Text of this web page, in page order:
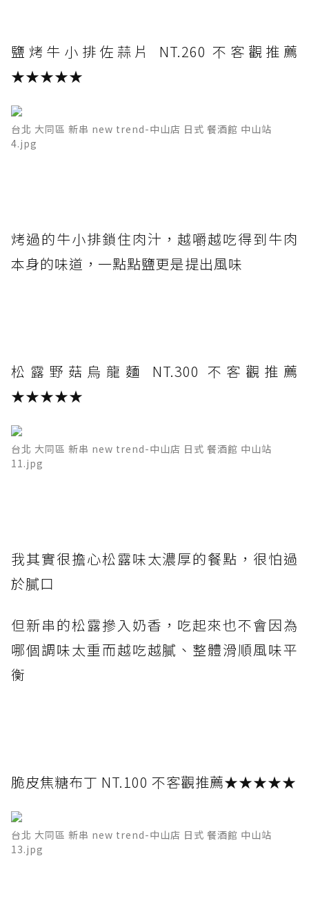
鹽烤牛小排佐蒜片 NT.260 不客觀推薦
★★★★★
台北 大同區 新串 new trend-中山店 日式 餐酒館 中山站
4.jpg
烤過的牛小排鎖住肉汁，越嚼越吃得到牛肉
本身的味道，一點點鹽更是提出風味
松露野菇烏龍麵 NT.300 不客觀推薦
★★★★★
台北 大同區 新串 new trend-中山店 日式 餐酒館 中山站
11.jpg
我其實很擔心松露味太濃厚的餐點，很怕過
於膩口
但新串的松露摻入奶香，吃起來也不會因為
哪個調味太重而越吃越膩、整體滑順風味平
衡
脆皮焦糖布丁 NT.100 不客觀推薦★★★★★
台北 大同區 新串 new trend-中山店 日式 餐酒館 中山站
13.jpg